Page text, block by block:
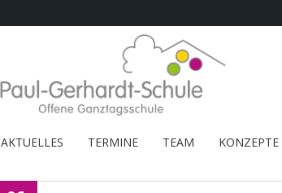
AKTUELLES TERMINE TEAM KONZEPTE